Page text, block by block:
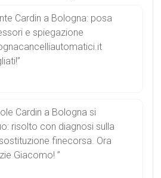
Cardin a Bologna: posa
e spiegazione
Cardin a Bologna si
risolto con diagnosi sulla
finecorsa. Ora
Giacomo! ”